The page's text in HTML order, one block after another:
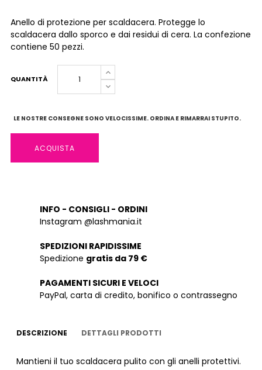
Anello di protezione per scaldacera. Protegge lo
scaldacera dallo sporco e dai residui di cera. La confezione
contiene 50 pezzi.
QUANTITÀ
LE NOSTRE CONSEGNE SONO VELOCISSIME. ORDINA E RIMARRAI STUPITO.
ACQUISTA
INFO - CONSIGLI - ORDINI
Instagram @lashmania.it
SPEDIZIONI RAPIDISSIME
Spedizione gratis da 79 €
PAGAMENTI SICURI E VELOCI
PayPal, carta di credito, bonifico o contrassegno
DESCRIZIONE DETTAGLI PRODOTTI
Mantieni il tuo scaldacera pulito con gli anelli protettivi.